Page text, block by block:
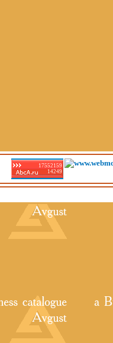
17552159
14249